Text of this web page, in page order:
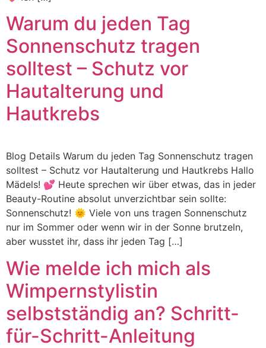
Warum du jeden Tag
Sonnenschutz tragen
solltest – Schutz vor
Hautalterung und
Hautkrebs
Blog Details Warum du jeden Tag Sonnenschutz tragen
solltest – Schutz vor Hautalterung und Hautkrebs Hallo
Mädels! 💕 Heute sprechen wir über etwas, das in jeder
Beauty-Routine absolut unverzichtbar sein sollte:
Sonnenschutz! 🌞 Viele von uns tragen Sonnenschutz
nur im Sommer oder wenn wir in der Sonne brutzeln,
aber wusstet ihr, dass ihr jeden Tag […]
Wie melde ich mich als
Wimpernstylistin
selbstständig an? Schritt-
für-Schritt-Anleitung